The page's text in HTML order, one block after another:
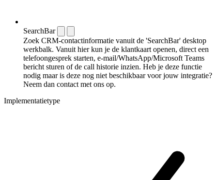
SearchBar
Zoek CRM-contactinformatie vanuit de 'SearchBar' desktop
werkbalk. Vanuit hier kun je de klantkaart openen, direct een
telefoongesprek starten, e-mail/WhatsApp/Microsoft Teams
bericht sturen of de call historie inzien. Heb je deze functie
nodig maar is deze nog niet beschikbaar voor jouw integratie?
Neem dan contact met ons op.
Implementatietype